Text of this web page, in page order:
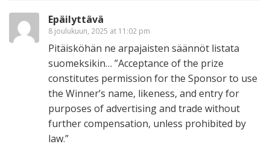
Epäilyttävä
8 joulukuun, 2025 at 11:02 pm
Pitäisköhän ne arpajaisten säännöt listata
suomeksikin… ”Acceptance of the prize
constitutes permission for the Sponsor to use
the Winner’s name, likeness, and entry for
purposes of advertising and trade without
further compensation, unless prohibited by
law.”